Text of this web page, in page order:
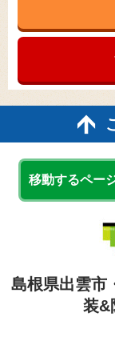
移動するペー
島根県出雲市